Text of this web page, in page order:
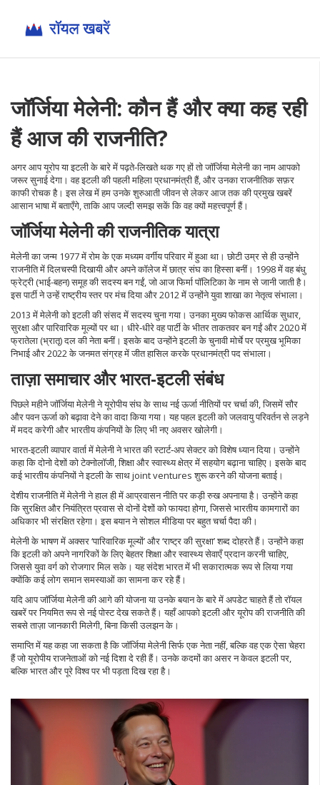
जॉर्जिया मेलेनी: कौन हैं और क्या कह रही
हैं आज की राजनीति?
अगर आप यूरोप या इटली के बारे में पढ़ते‑लिखते थक गए हों तो जॉर्जिया मेलेनी का नाम आपको
जरूर सुनाई देगा। वह इटली की पहली महिला प्रधानमंत्री हैं, और उनका राजनीतिक सफ़र
काफी रोचक है। इस लेख में हम उनके शुरुआती जीवन से लेकर आज तक की प्रमुख खबरें
आसान भाषा में बताएँगे, ताकि आप जल्दी समझ सकें कि वह क्यों महत्त्वपूर्ण हैं।
जॉर्जिया मेलेनी की राजनीतिक यात्रा
मेलेनी का जन्म 1977 में रोम के एक मध्यम वर्गीय परिवार में हुआ था। छोटी उम्र से ही उन्होंने
राजनीति में दिलचस्पी दिखायी और अपने कॉलेज में छात्र संघ का हिस्सा बनीं। 1998 में वह बंधु
फ्रेट्री (भाई-बहन) समूह की सदस्य बन गईं, जो आज फिर्मा पॉलिटिका के नाम से जानी जाती है।
इस पार्टी ने उन्हें राष्ट्रीय स्तर पर मंच दिया और 2012 में उन्होंने युवा शाखा का नेतृत्व संभाला।
2013 में मेलेनी को इटली की संसद में सदस्य चुना गया। उनका मुख्य फोकस आर्थिक सुधार,
सुरक्षा और पारिवारिक मूल्यों पर था। धीरे‑धीरे वह पार्टी के भीतर ताकतवर बन गईं और 2020 में
फ्रातेला (भ्रातृ) दल की नेता बनीं। इसके बाद उन्होंने इटली के चुनावी मोर्चे पर प्रमुख भूमिका
निभाई और 2022 के जनमत संग्रह में जीत हासिल करके प्रधानमंत्री पद संभाला।
ताज़ा समाचार और भारत‑इटली संबंध
पिछले महीने जॉर्जिया मेलेनी ने यूरोपीय संघ के साथ नई ऊर्जा नीतियों पर चर्चा की, जिसमें सौर
और पवन ऊर्जा को बढ़ावा देने का वादा किया गया। यह पहल इटली को जलवायु परिवर्तन से लड़ने
में मदद करेगी और भारतीय कंपनियों के लिए भी नए अवसर खोलेगी।
भारत‑इटली व्यापार वार्ता में मेलेनी ने भारत की स्टार्ट‑अप सेक्टर को विशेष ध्यान दिया। उन्होंने
कहा कि दोनो देशों को टेक्नोलॉजी, शिक्षा और स्वास्थ्य क्षेत्र में सहयोग बढ़ाना चाहिए। इसके बाद
कई भारतीय कंपनियों ने इटली के साथ joint ventures शुरू करने की योजना बताई।
देशीय राजनीति में मेलेनी ने हाल ही में आप्रवासन नीति पर कड़ी रुख अपनाया है। उन्होंने कहा
कि सुरक्षित और नियंत्रित प्रवास से दोनों देशों को फायदा होगा, जिससे भारतीय कामगारों का
अधिकार भी संरक्षित रहेगा। इस बयान ने सोशल मीडिया पर बहुत चर्चा पैदा की।
मेलेनी के भाषण में अक्सर ‘पारिवारिक मूल्यों’ और ‘राष्ट्र की सुरक्षा’ शब्द दोहरते हैं। उन्होंने कहा
कि इटली को अपने नागरिकों के लिए बेहतर शिक्षा और स्वास्थ्य सेवाएँ प्रदान करनी चाहिए,
जिससे युवा वर्ग को रोजगार मिल सके। यह संदेश भारत में भी सकारात्मक रूप से लिया गया
क्योंकि कई लोग समान समस्याओं का सामना कर रहे हैं।
यदि आप जॉर्जिया मेलेनी की आगे की योजना या उनके बयान के बारे में अपडेट चाहते हैं तो रॉयल
खबरें पर नियमित रूप से नई पोस्ट देख सकते हैं। यहाँ आपको इटली और यूरोप की राजनीति की
सबसे ताज़ा जानकारी मिलेगी, बिना किसी उलझन के।
समाप्ति में यह कहा जा सकता है कि जॉर्जिया मेलेनी सिर्फ एक नेता नहीं, बल्कि वह एक ऐसा चेहरा
हैं जो यूरोपीय राजनेताओं को नई दिशा दे रही हैं। उनके कदमों का असर न केवल इटली पर,
बल्कि भारत और पूरे विश्व पर भी पड़ता दिख रहा है।